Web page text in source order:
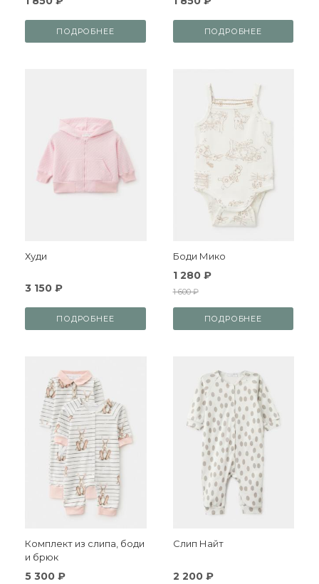
ПОДРОБНЕЕ ПОДРОБНЕЕ
Худи
3 150 ₽
ПОДРОБНЕЕ
Боди Мико
1 280 ₽
1 600 ₽
ПОДРОБНЕЕ
Комплект из слипа, боди
и брюк
5 300 ₽
Слип Найт
2 200 ₽